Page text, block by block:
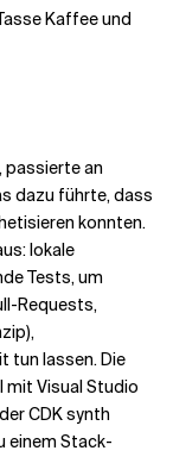
Kaffee und
passierte an
dazu führte, dass
konnten.
lokale
Tests, um
Requests,
tun lassen. Die
mit Visual Studio
CDK synth
einem Stack-